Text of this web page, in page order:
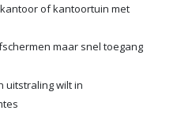
of kantoortuin met
maar snel toegang
uitstraling wilt in